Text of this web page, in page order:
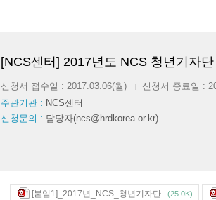
[NCS센터] 2017년도 NCS 청년기자
신청서 접수일 : 2017.03.06(월) |
신청서 종료일 :
주관기관 : NCS센터
신청문의 : 담당자(ncs@hrdkorea.or.kr)
[붙임1]_2017년_NCS_청년기자단.. (25.0K)